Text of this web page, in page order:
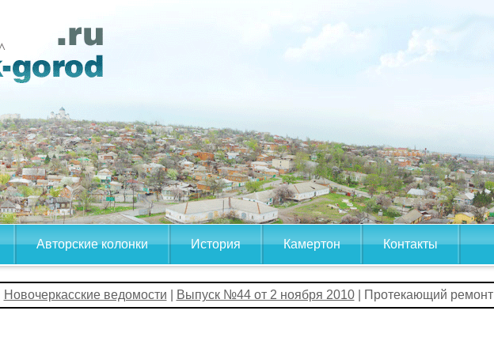
Авторские колонки История Камертон Контакты
Новочеркасские ведомости Выпуск №44 от 2 ноября 2010| Протекающий ремонт